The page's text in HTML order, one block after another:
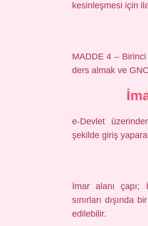
kesinleşmesi için
MADDE 4 – Birinci
ders almak ve
e-Devlet
şekilde giriş
İmar alanı çapı;
sınırları dışında
edilebilir.